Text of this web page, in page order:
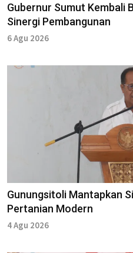
Gubernur Sumut Kembali
Sinergi Pembangunan
6 Agu 2026
Gunungsitoli Mantapkan
Pertanian Modern
4 Agu 2026